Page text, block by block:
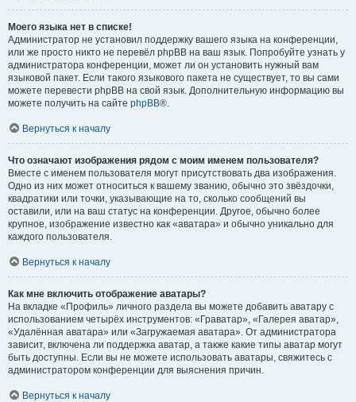
Моего языка нет в списке!
Администратор не установил поддержку вашего языка на конференции,
или же просто никто не перевёл phpBB на ваш язык. Попробуйте узнать у
администратора конференции, может ли он установить нужный вам
языковой пакет. Если такого языкового пакета не существует, то вы сами
можете перевести phpBB на свой язык. Дополнительную информацию вы
можете получить на сайте phpBB®.
Вернуться к началу
Что означают изображения рядом с моим именем пользователя?
Вместе с именем пользователя могут присутствовать два изображения.
Одно из них может относиться к вашему званию, обычно это звёздочки,
квадратики или точки, указывающие на то, сколько сообщений вы
оставили, или на ваш статус на конференции. Другое, обычно более
крупное, изображение известно как «аватара» и обычно уникально для
каждого пользователя.
Вернуться к началу
Как мне включить отображение аватары?
На вкладке «Профиль» личного раздела вы можете добавить аватару с
использованием четырёх инструментов: «Граватар», «Галерея аватар»,
«Удалённая аватара» или «Загружаемая аватара». От администратора
зависит, включена ли поддержка аватар, а также какие типы аватар могут
быть доступны. Если вы не можете использовать аватары, свяжитесь с
администратором конференции для выяснения причин.
Вернуться к началу